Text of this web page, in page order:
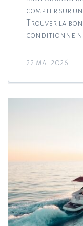
compter sur
Trouver la
conditionne
22 mai 2026